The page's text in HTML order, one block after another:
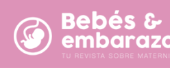
contenido